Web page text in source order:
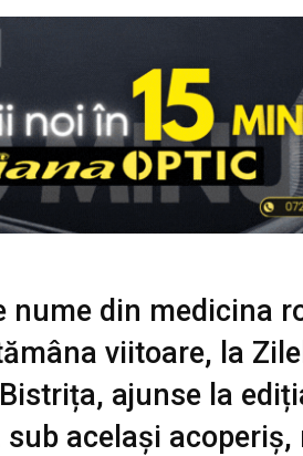
nume din medicina
viitoare, la
ajunse la
același